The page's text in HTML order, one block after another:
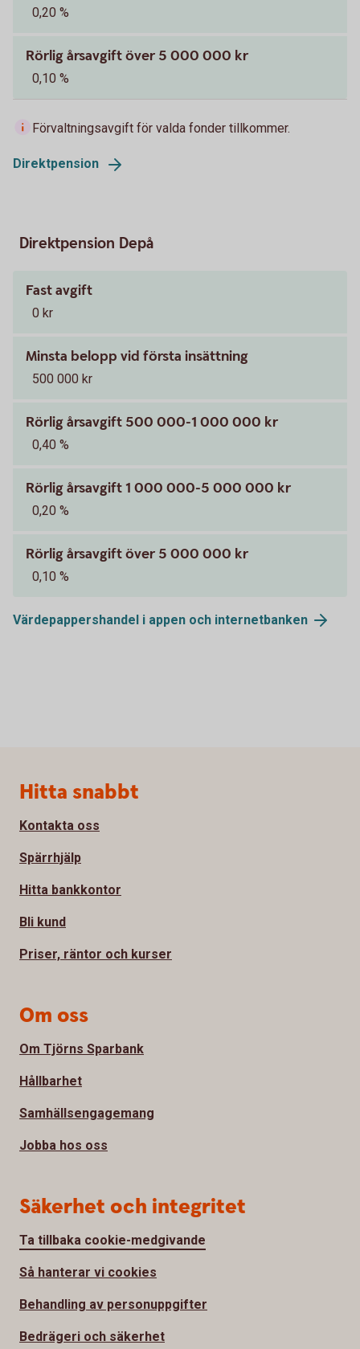
0,20 %
Rörlig årsavgift över 5 000 000 kr
0,10 %
Förvaltningsavgift för valda fonder tillkommer.
Direktpension
Direktpension Depå
Fast avgift
0 kr
Minsta belopp vid första insättning
500 000 kr
Rörlig årsavgift 500 000-1 000 000 kr
0,40 %
Rörlig årsavgift 1 000 000-5 000 000 kr
0,20 %
Rörlig årsavgift över 5 000 000 kr
0,10 %
Värdepappershandel i appen och internetbanken
Sidfot
Hitta snabbt
Kontakta oss
Spärrhjälp
Hitta bankkontor
Bli kund
Priser, räntor och kurser
Om oss
Om Tjörns Sparbank
Hållbarhet
Samhällsengagemang
Jobba hos oss
Säkerhet och integritet
Ta tillbaka cookie-medgivande
Så hanterar vi cookies
Behandling av personuppgifter
Bedrägeri och säkerhet